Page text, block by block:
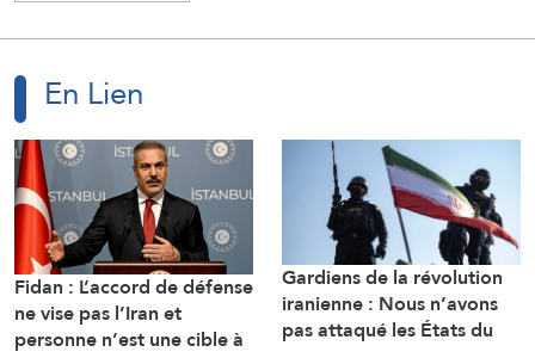
En Lien
Fidan : L’accord de défense
ne vise pas l’Iran et
personne n’est une cible à
Gardiens de la révolution
iranienne : Nous n’avons
pas attaqué les États du